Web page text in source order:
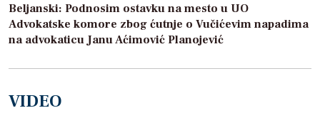
Beljanski: Podnosim ostavku na mesto u UO
Advokatske komore zbog ćutnje o Vučićevim napadima
na advokaticu Janu Aćimović Planojević
VIDEO